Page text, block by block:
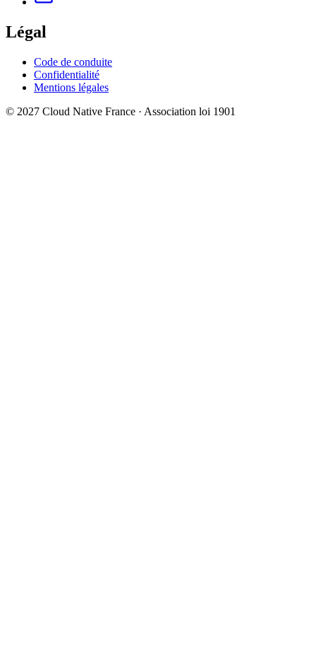
Légal
Code de conduite
Confidentialité
Mentions légales
© 2027 Cloud Native France · Association loi 1901